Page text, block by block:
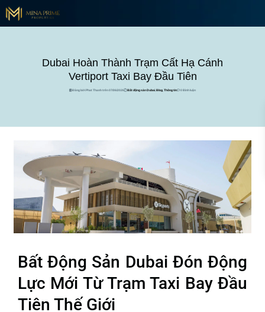
Dubai Hoàn Thành Trạm Cất Hạ Cánh
Vertiport Taxi Bay Đầu Tiên
Đăng bởi Phat Thanh trên 07/06/2026 Bất động sản Dubai,Blog,Thông tin 0 Bình luận
Bất Động Sản Dubai Đón Động
Lực Mới Từ Trạm Taxi Bay Đầu
Tiên Thế Giới